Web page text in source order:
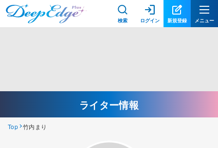
検索 ログイン 新規登録 メニュー
ライター情報
Top 竹内まり